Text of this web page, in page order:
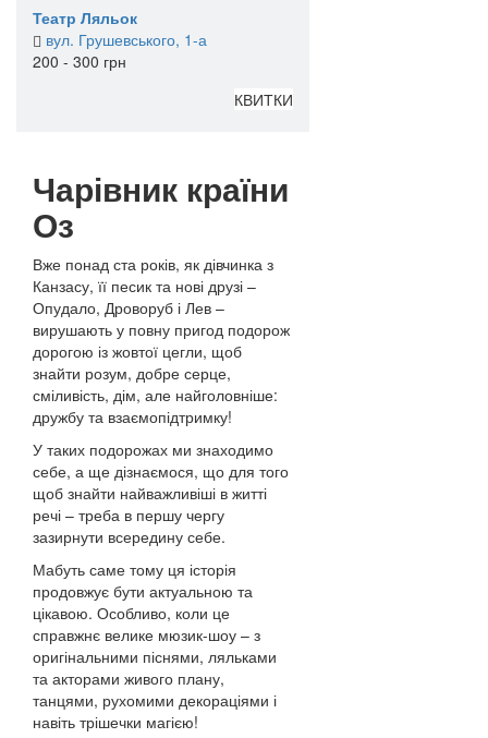
Театр Ляльок
вул. Грушевського, 1-а
200 - 300 грн
КВИТКИ
Чарівник країни
Оз
Вже понад ста років, як дівчинка з
Канзасу, її песик та нові друзі –
Опудало, Дроворуб і Лев –
вирушають у повну пригод подорож
дорогою із жовтої цегли, щоб
знайти розум, добре серце,
сміливість, дім, але найголовніше:
дружбу та взаємопідтримку!
У таких подорожах ми знаходимо
себе, а ще дізнаємося, що для того
щоб знайти найважливіші в житті
речі – треба в першу чергу
зазирнути всередину себе.
Мабуть саме тому ця історія
продовжує бути актуальною та
цікавою. Особливо, коли це
справжнє велике мюзик-шоу – з
оригінальними піснями, ляльками
та акторами живого плану,
танцями, рухомими декораціями і
навіть трішечки магією!